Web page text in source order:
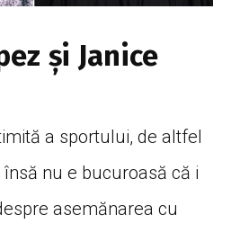
și Janice
a sportului, de altfel
nu e bucuroasă că i
asemănarea cu